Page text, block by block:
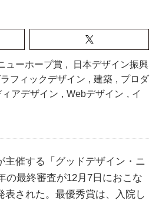
ューホープ賞 ,
日本デザイン振興
フィックデザイン , 建築 , プロダ
ィアデザイン , Webデザイン , イ
主催する「グッドデザイン・ニ
の最終審査が12月7日におこな
表された。最優秀賞は、入院し